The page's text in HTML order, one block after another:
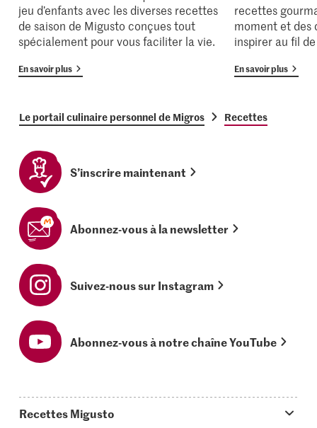
jeu d’enfants avec les diverses recettes
de saison de Migusto conçues tout
spécialement pour vous faciliter la vie.
En savoir plus
recettes
moment et des
inspirer au fil
En savoir plus
Le portail culinaire personnel de Migros Recettes
S’inscrire maintenant
Abonnez-vous à la newsletter
Suivez-nous sur Instagram
Abonnez-vous à notre chaîne YouTube
Recettes Migusto